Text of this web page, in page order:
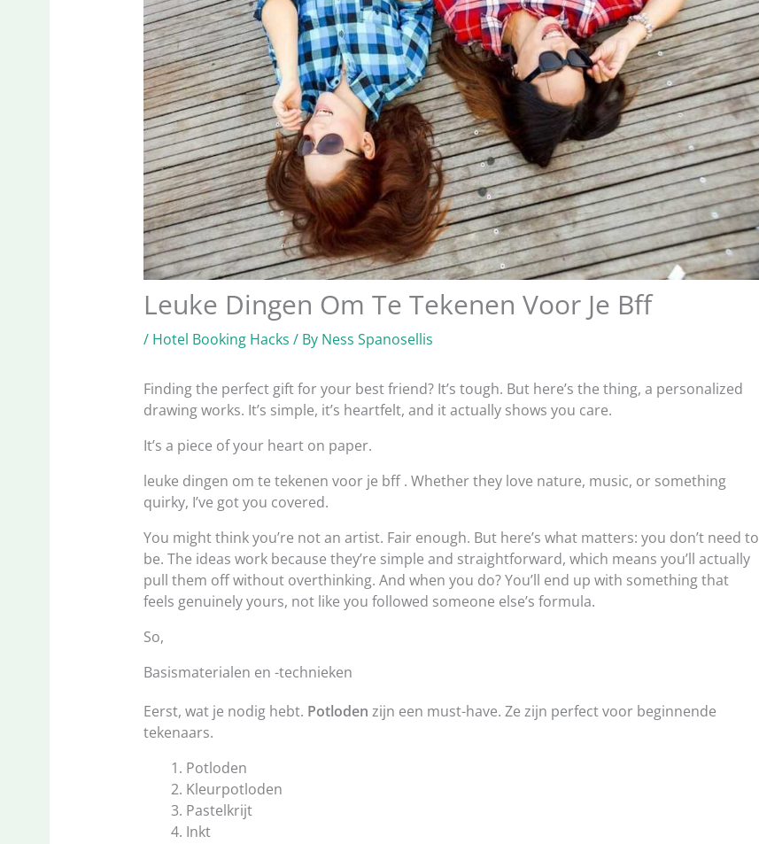
Leuke Dingen Om Te Tekenen Voor Je Bff
/ Hotel Booking Hacks / By Ness Spanosellis
Finding the perfect gift for your best friend? It’s tough. But here’s the thing, a personalized
drawing works. It’s simple, it’s heartfelt, and it actually shows you care.
It’s a piece of your heart on paper.
leuke dingen om te tekenen voor je bff . Whether they love nature, music, or something
quirky, I’ve got you covered.
You might think you’re not an artist. Fair enough. But here’s what matters: you don’t need to
be. The ideas work because they’re simple and straightforward, which means you’ll actually
pull them off without overthinking. And when you do? You’ll end up with something that
feels genuinely yours, not like you followed someone else’s formula.
So,
Basismaterialen en -technieken
Eerst, wat je nodig hebt. Potloden zijn een must-have. Ze zijn perfect voor beginnende
tekenaars.
Potloden
Kleurpotloden
Pastelkrijt
Inkt